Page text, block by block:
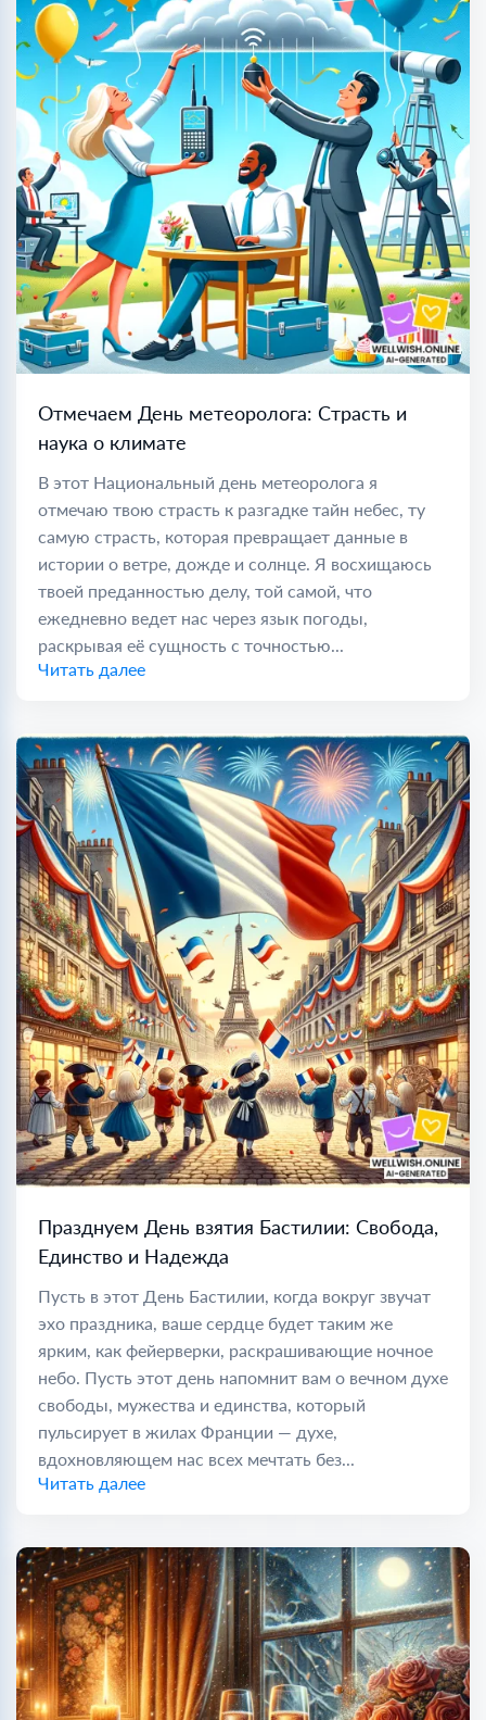
Отмечаем День метеоролога: Страсть и
наука о климате
В этот Национальный день метеоролога я
отмечаю твою страсть к разгадке тайн небес, ту
самую страсть, которая превращает данные в
истории о ветре, дожде и солнце. Я восхищаюсь
твоей преданностью делу, той самой, что
ежедневно ведет нас через язык погоды,
раскрывая её сущность с точностью...
Читать далее
Празднуем День взятия Бастилии: Свобода,
Единство и Надежда
Пусть в этот День Бастилии, когда вокруг звучат
эхо праздника, ваше сердце будет таким же
ярким, как фейерверки, раскрашивающие ночное
небо. Пусть этот день напомнит вам о вечном духе
свободы, мужества и единства, который
пульсирует в жилах Франции — духе,
вдохновляющем нас всех мечтать без...
Читать далее